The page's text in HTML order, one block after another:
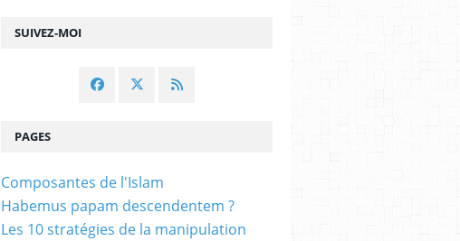
SUIVEZ-MOI
PAGES
Composantes de l'Islam
Habemus papam descendentem ?
Les 10 stratégies de la manipulation